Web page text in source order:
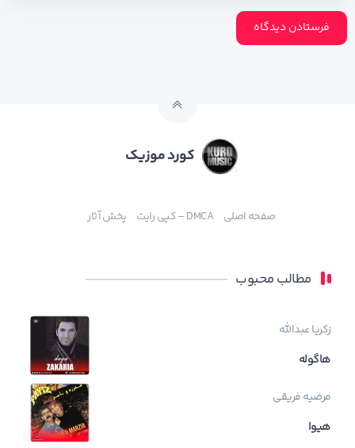
کورد موزیک
صفحه اصلی DMCA – کپی رایت پخش آثار
مطالب محبوب
زکریا عبدالله
هاگوله
مرضیه فریقی
هیوا